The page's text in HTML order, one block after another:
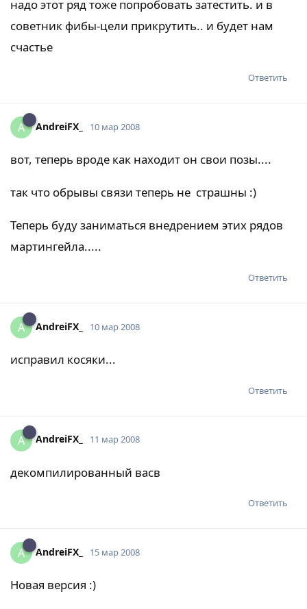
надо этот ряд тоже попробовать затестить. и в
советник фибы-цели прикрутить.. и будет нам
счастье
Ответить
A AndreiFX_ 10 мар 2008
вот, теперь вроде как находит он свои позы....
так что обрывы связи теперь не страшны :)
Теперь буду заниматься внедрением этих рядов
мартингейла.....
Ответить
A AndreiFX_ 10 мар 2008
исправил косяки...
Ответить
A AndreiFX_ 11 мар 2008
декомпилированный васв
Ответить
A AndreiFX_ 15 мар 2008
Новая версия :)